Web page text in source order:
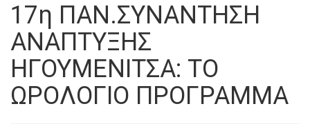
17η ΠΑΝ.ΣΥΝΑΝΤΗΣΗ
ΑΝΑΠΤΥΞΗΣ
ΗΓΟΥΜΕΝΙΤΣΑ: ΤΟ
ΩΡΟΛΟΓΙΟ ΠΡΟΓΡΑΜΜΑ